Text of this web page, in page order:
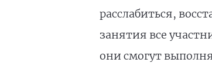
расслабиться,
занятия все
они смогут